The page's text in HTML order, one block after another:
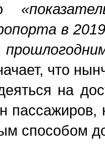
в
что
на
пассажиров,
способом